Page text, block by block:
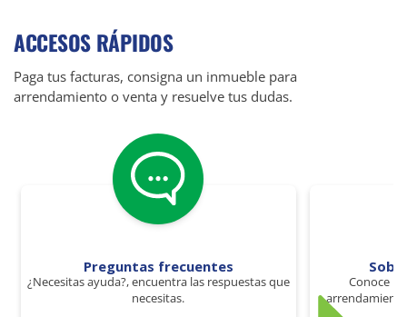
ACCESOS RÁPIDOS
Paga tus facturas, consigna un inmueble para
arrendamiento o venta y resuelve tus dudas.
Preguntas frecuentes
¿Necesitas ayuda?, encuentra las respuestas que
necesitas.
Conoce